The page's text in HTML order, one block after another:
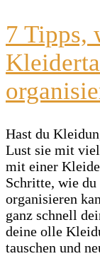
7 Tipps,
Hast du
Lust sie mit
mit einer
Schritte, wie
organisieren
ganz schnell
deine olle
tauschen und